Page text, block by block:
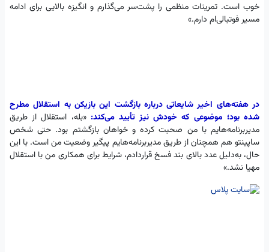
خوب است. تمرینات منظمی را پشت‌سر می‌گذارم و انگیزه بالایی برای ادامه
مسیر فوتبالی‌ام دارم.»
در هفته‌های اخیر شایعاتی درباره بازگشت این بازیکن به استقلال مطرح
شده بود؛ موضوعی که خودش نیز تأیید می‌کند:«بله، استقلال از طریق
مدیربرنامه‌هایم با من صحبت کرده و خواهان بازگشتم بود. حتی شخص
ساپینتو هم همچنان از طریق مدیربرنامه‌هایم پیگیر وضعیت من است. با این
حال، به‌دلیل عدد بالای بند فسخ قراردادم، شرایط برای همکاری من با استقلال
مهیا نشد.»